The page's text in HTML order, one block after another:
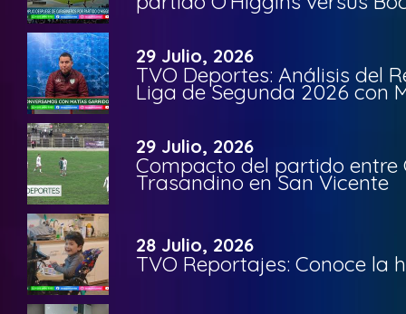
29 Julio, 2026
TVO Deportes: Análisis del
Liga de Segunda 2026 con
29 Julio, 2026
Compacto del partido entre
Trasandino en San Vicente
28 Julio, 2026
TVO Reportajes: Conoce la